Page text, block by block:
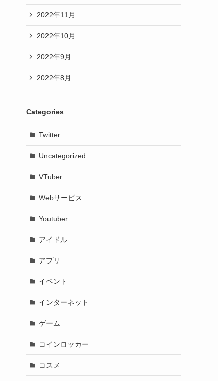
2022年11月
2022年10月
2022年9月
2022年8月
Categories
Twitter
Uncategorized
VTuber
Webサービス
Youtuber
アイドル
アプリ
イベント
インターネット
ゲーム
コインロッカー
コスメ